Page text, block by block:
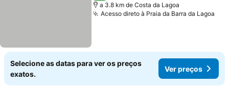
a 3.8 km de Costa da Lagoa
Acesso direto à Praia da Barra da Lagoa
Selecione as datas para ver os preços
exatos.
Ver preços